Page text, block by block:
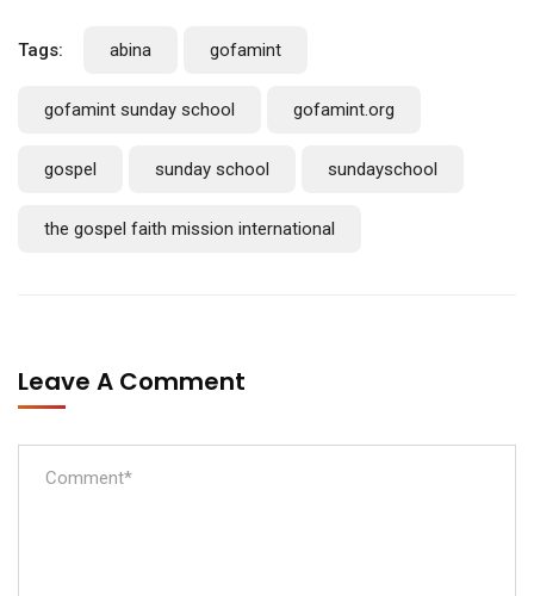
Tags: abina gofamint
gofamint sunday school gofamint.org
gospel sunday school sundayschool
the gospel faith mission international
Leave A Comment